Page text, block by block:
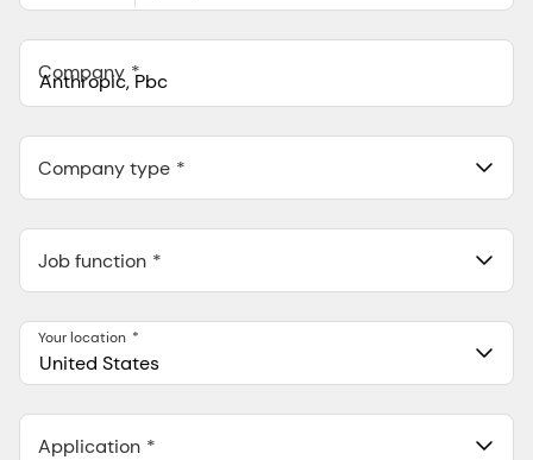
Company
548 Market St Pmb 90375, San Francisco, California, US
Company type
Job function
United States
Your location
Application